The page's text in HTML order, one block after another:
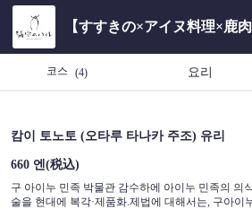
코스 (4) 요리
캄이 토노토 (오타루 타나카 주조) 유리
660 엔(税込)
구 아이누 민족 박물관 감수하에 아이누 민족의 의
술을 현대에 복각·제품화.제법에 대해서는, 구아이